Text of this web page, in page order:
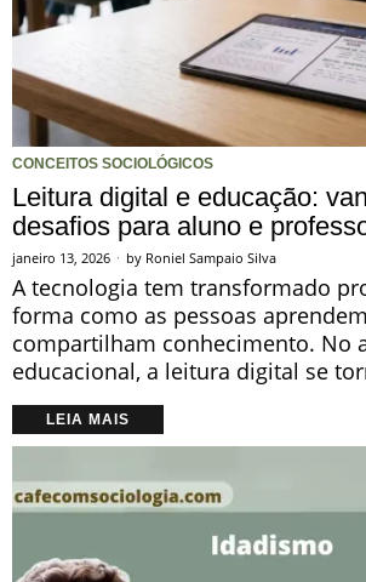
CONCEITOS SOCIOLÓGICOS
Leitura digital e educação:
desafios para aluno e
janeiro 13, 2026 by Roniel Sampaio Silva
A tecnologia tem transformado
forma como as pessoas
compartilham conhecimento. No
educacional, a leitura digital se
LEIA MAIS